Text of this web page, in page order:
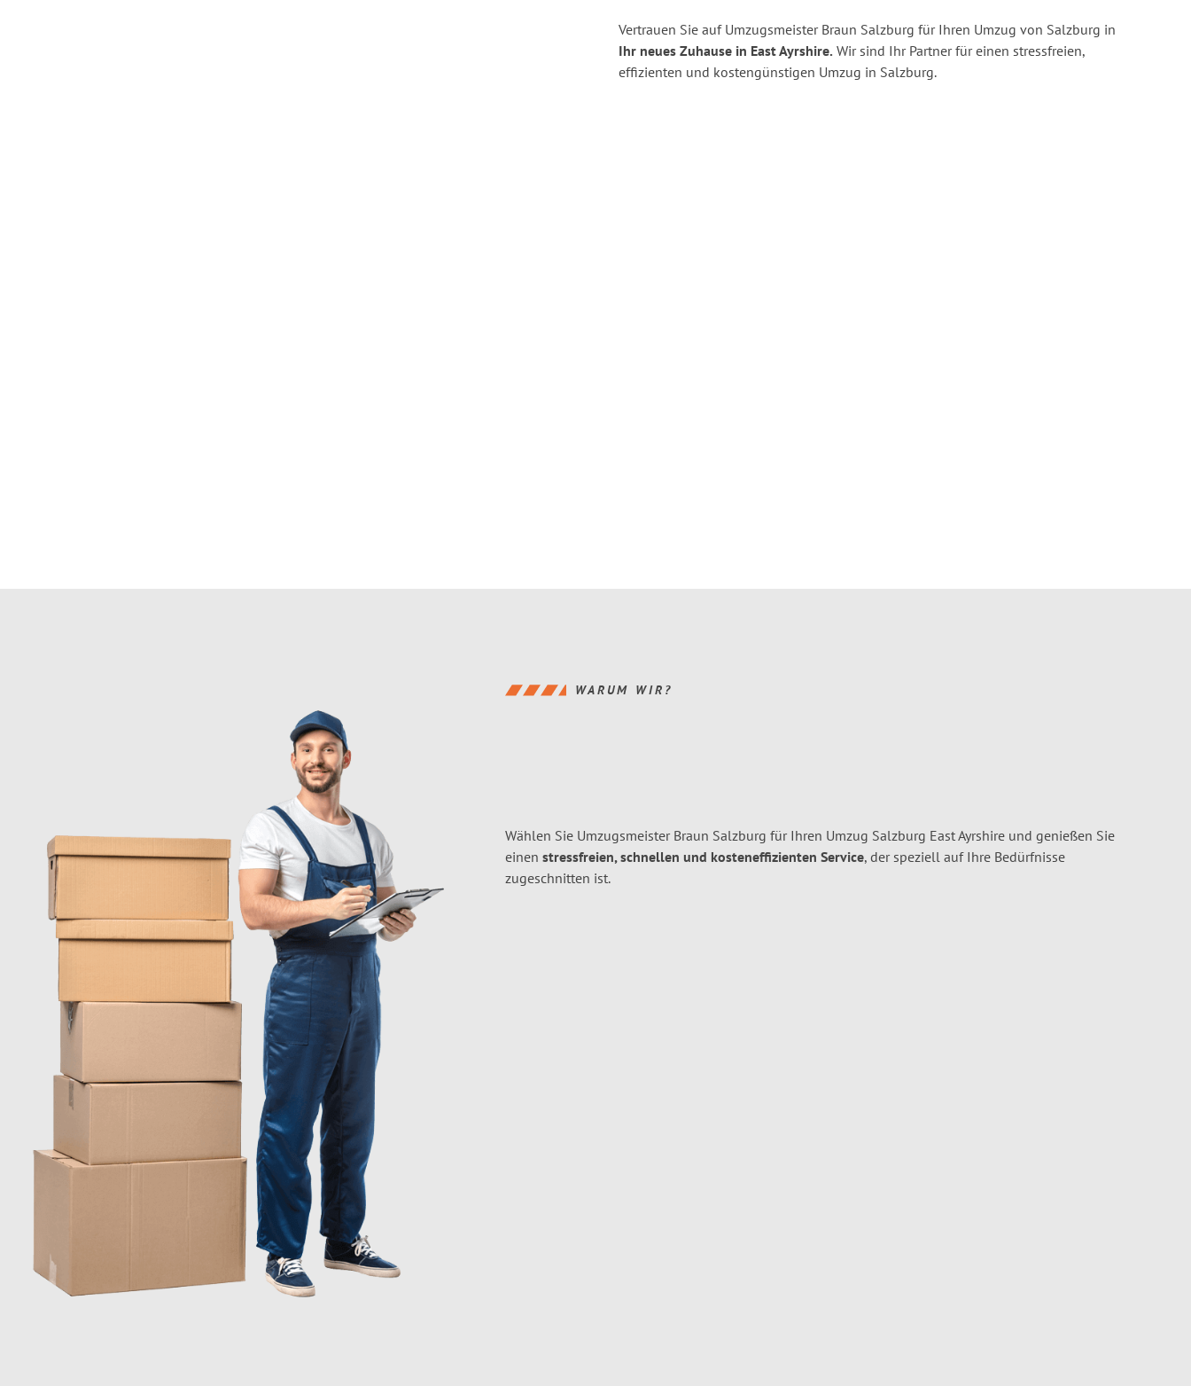
Vertrauen Sie auf Umzugsmeister Braun Salzburg für Ihren Umzug von Salzburg in
Ihr neues Zuhause in East Ayrshire. Wir sind Ihr Partner für einen stressfreien,
effizienten und kostengünstigen Umzug in Salzburg.
WARUM WIR?
Wählen Sie Umzugsmeister Braun Salzburg für Ihren Umzug Salzburg East Ayrshire und genießen Sie
einen stressfreien, schnellen und kosteneffizienten Service, der speziell auf Ihre Bedürfnisse
zugeschnitten ist.